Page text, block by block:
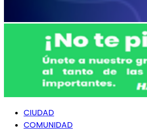
Menú
principal
CIUDAD
COMUNIDAD